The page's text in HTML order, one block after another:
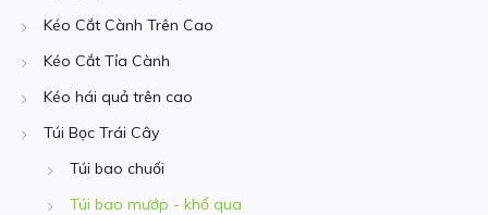
Kéo Cắt Cành Trên Cao
Kéo Cắt Tỉa Cành
Kéo hái quả trên cao
Túi Bọc Trái Cây
Túi bao chuối
Túi bao mướp - khổ qua